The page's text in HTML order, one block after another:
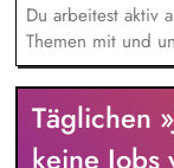
Du arbeitest aktiv
Themen mit und
Taxonomie. Du
diese auf und
Konzernreporting.
für das
Täglichen